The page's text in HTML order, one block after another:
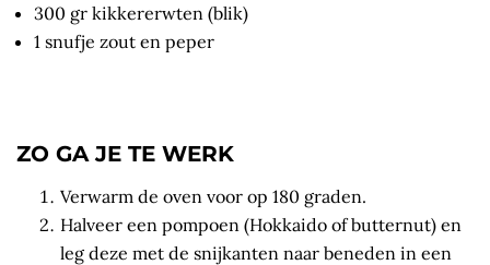
300 gr kikkererwten (blik)
1 snufje zout en peper
ZO GA JE TE WERK
Verwarm de oven voor op 180 graden.
Halveer een pompoen (Hokkaido of butternut) en
leg deze met de snijkanten naar beneden in een